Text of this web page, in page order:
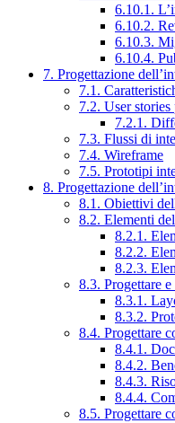
6.10.1.
6.10.2.
6.10.3.
6.10.4.
7. Progettazione
7.1.
7.2. User
7.2.1.
7.3. Flussi di
7.4. Wireframe
7.5. Prototipi
8. Progettazione
8.1. Obiettivi
8.2. Elementi
8.2.1.
8.2.2.
8.2.3.
8.3. Progettare
8.3.1.
8.3.2.
8.4. Progettare
8.4.1.
8.4.2.
8.4.3.
8.4.4.
8.5. Progettare